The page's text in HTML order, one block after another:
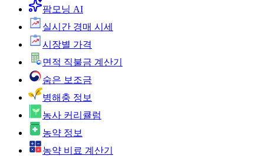
팜모닝 AI
실시간 경매 시세
시장별 가격
면적 직불금 계산기
숨은 보조금
병해충 정보
농사 커리큘럼
농약 정보
농약 비료 계산기